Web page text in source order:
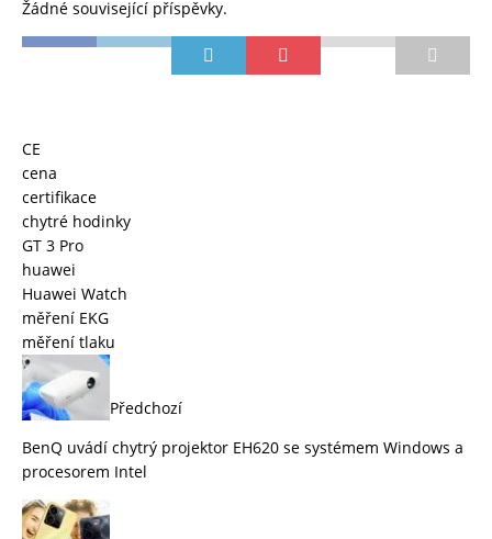
Žádné související příspěvky.
CE
cena
certifikace
chytré hodinky
GT 3 Pro
huawei
Huawei Watch
měření EKG
měření tlaku
Předchozí
BenQ uvádí chytrý projektor EH620 se systémem Windows a
procesorem Intel